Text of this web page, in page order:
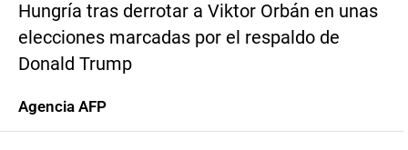
Hungría tras derrotar a Viktor Orbán en unas
elecciones marcadas por el respaldo de
Donald Trump
Agencia AFP